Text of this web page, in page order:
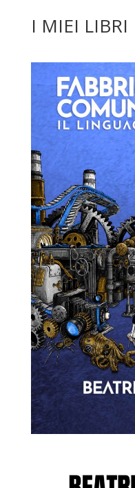
I MIEI LIBRI